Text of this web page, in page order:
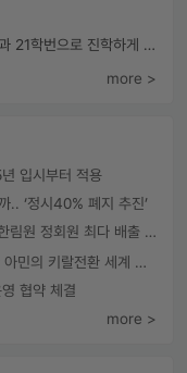
서울대학교 의과대학 의예과 21학번으로 진학하게 될 박현수라고 합니다~
more >
입시부터 적용
.. ‘정시40% 폐지 추진’
고려대학교 의과대학, 4년 연속 대한민국의학한림원 정회원 최다 배출 外
연세대학교 신종식 교수팀, 인공효소를 이용한 아민의 키랄전환 세계 최초로 성공
협약 체결
more >